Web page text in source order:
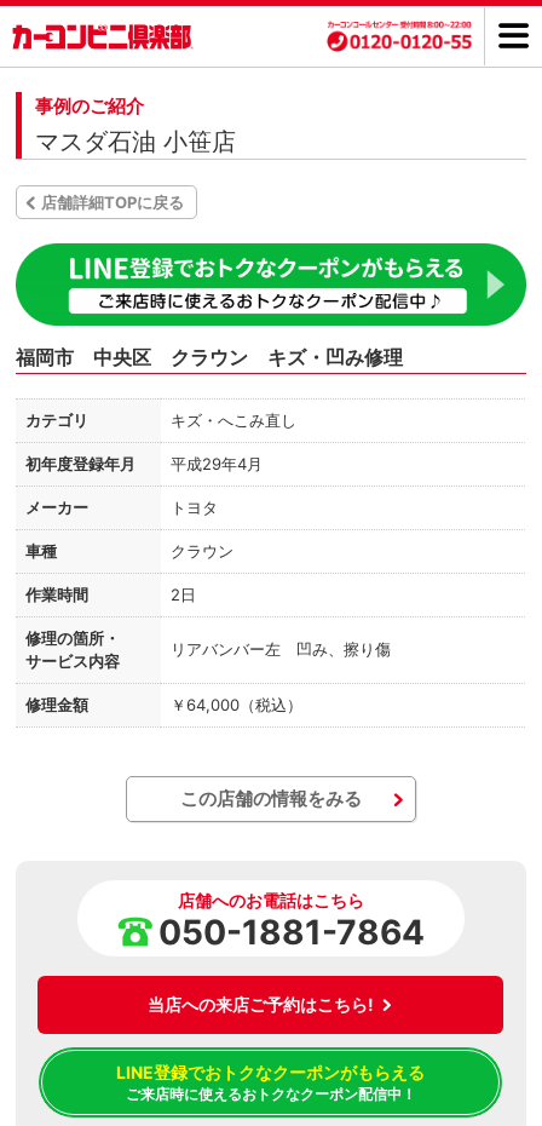
事例のご紹介
マスダ石油 小笹店
店舗詳細TOPに戻る
福岡市 中央区 クラウン キズ・凹み修理
カテゴリ キズ・へこみ直し
初年度登録年月 平成29年4月
メーカー トヨタ
車種 クラウン
作業時間 2日
修理の箇所・
サービス内容
リアバンバー左 凹み、擦り傷
修理金額 ￥64,000（税込）
この店舗の情報をみる
店舗へのお電話はこちら
050-1881-7864
当店への来店ご予約はこちら!
LINE登録でおトクなクーポンがもらえる
ご来店時に使えるおトクなクーポン配信中！